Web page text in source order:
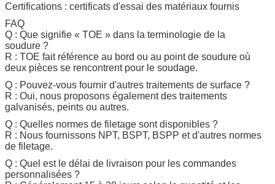
Certifications : certificats d'essai des matériaux fournis
FAQ
Q : Que signifie « TOE » dans la terminologie de la
soudure ?
R : TOE fait référence au bord ou au point de soudure où
deux pièces se rencontrent pour le soudage.
Q : Pouvez-vous fournir d'autres traitements de surface ?
R : Oui, nous proposons également des traitements
galvanisés, peints ou autres.
Q : Quelles normes de filetage sont disponibles ?
R : Nous fournissons NPT, BSPT, BSPP et d'autres normes
de filetage.
Q : Quel est le délai de livraison pour les commandes
personnalisées ?